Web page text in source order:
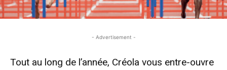
- Advertisement -
Tout au long de l’année, Créola vous entre-ouvre